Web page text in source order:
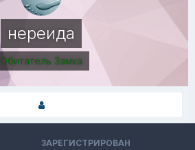
нереида
Обитатель Замка
ЗАРЕГИСТРИРОВАН